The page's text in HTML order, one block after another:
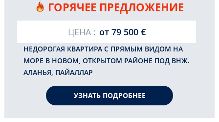
ГОРЯЧЕЕ ПРЕДЛОЖЕНИЕ
ЦЕНА : от 79 500 €
НЕДОРОГАЯ КВАРТИРА С ПРЯМЫМ ВИДОМ НА
МОРЕ В НОВОМ, ОТКРЫТОМ РАЙОНЕ ПОД ВНЖ.
АЛАНЬЯ, ПАЙАЛЛАР
УЗНАТЬ ПОДРОБНЕЕ